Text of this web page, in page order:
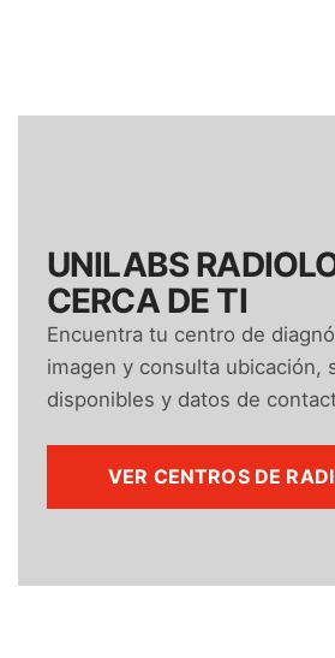
UNILABS
CERCA DE TI
Encuentra tu centro de
imagen y consulta ubicación,
disponibles y datos de
VER CENTROS DE